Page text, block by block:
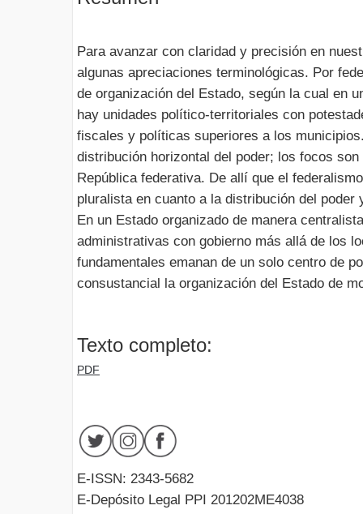
Para avanzar con claridad y precisión en
algunas apreciaciones terminológicas. Por
de organización del Estado, según la cual en
hay unidades político-territoriales con
fiscales y políticas superiores a los
distribución horizontal del poder; los focos
República federativa. De allí que el
pluralista en cuanto a la distribución del
En un Estado organizado de manera
administrativas con gobierno más allá de los
fundamentales emanan de un solo centro de
consustancial la organización del Estado de
Texto completo:
PDF
E-ISSN: 2343-5682
E-Depósito Legal PPI 201202ME4038